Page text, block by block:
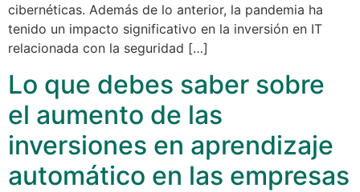
cibernéticas. Además de lo anterior, la pandemia ha
tenido un impacto significativo en la inversión en IT
relacionada con la seguridad […]
Lo que debes saber sobre
el aumento de las
inversiones en aprendizaje
automático en las empresas